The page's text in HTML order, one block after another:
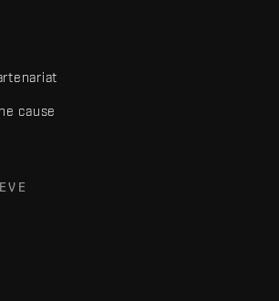
cause